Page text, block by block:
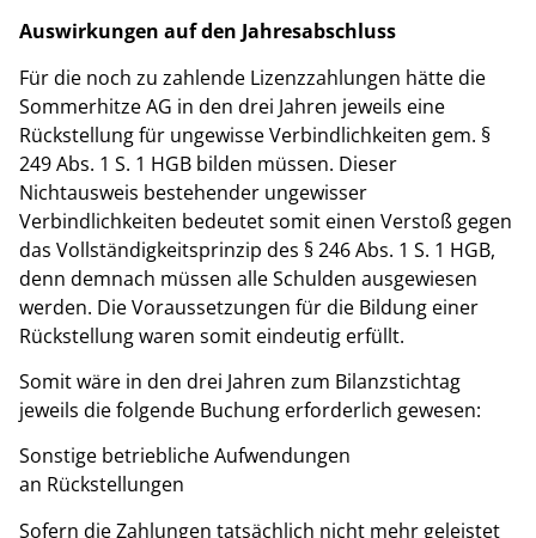
Auswirkungen auf den Jahresabschluss
Für die noch zu zahlende Lizenzzahlungen hätte die
Sommerhitze AG in den drei Jahren jeweils eine
Rückstellung für ungewisse Verbindlichkeiten gem. §
249 Abs. 1 S. 1 HGB bilden müssen. Dieser
Nichtausweis bestehender ungewisser
Verbindlichkeiten bedeutet somit einen Verstoß gegen
das Vollständigkeitsprinzip des § 246 Abs. 1 S. 1 HGB,
denn demnach müssen alle Schulden ausgewiesen
werden. Die Voraussetzungen für die Bildung einer
Rückstellung waren somit eindeutig erfüllt.
Somit wäre in den drei Jahren zum Bilanzstichtag
jeweils die folgende Buchung erforderlich gewesen:
Sonstige betriebliche Aufwendungen
an Rückstellungen
Sofern die Zahlungen tatsächlich nicht mehr geleistet